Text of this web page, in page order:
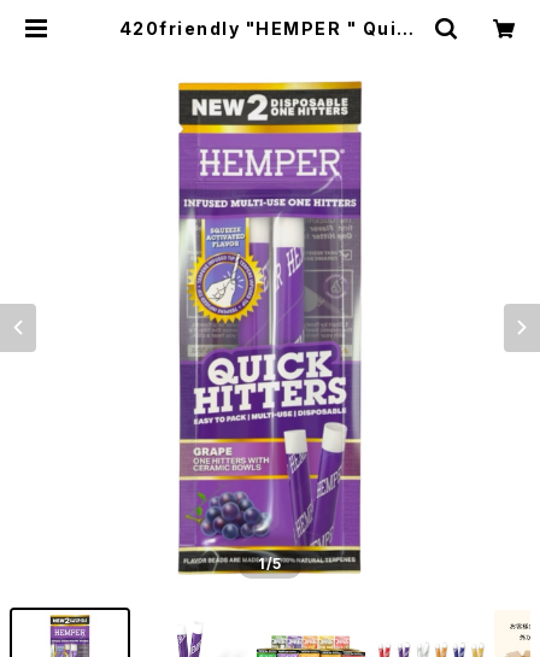
420friendly "HEMPER " Quick
入り | 420shibuya official
1/5